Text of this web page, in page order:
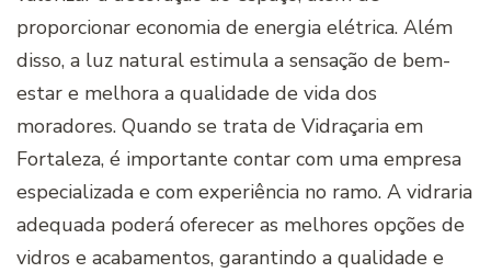
proporcionar economia de energia elétrica. Além
disso, a luz natural estimula a sensação de bem-
estar e melhora a qualidade de vida dos
moradores. Quando se trata de Vidraçaria em
Fortaleza, é importante contar com uma empresa
especializada e com experiência no ramo. A vidraria
adequada poderá oferecer as melhores opções de
vidros e acabamentos, garantindo a qualidade e